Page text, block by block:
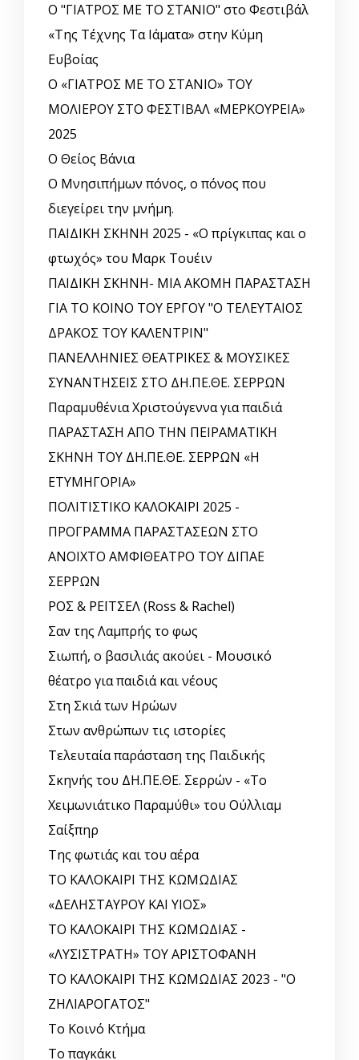
Ο "ΓΙΑΤΡΟΣ ΜΕ ΤΟ ΣΤΑΝΙΟ" στο Φεστιβάλ
«Της Τέχνης Τα Ιάματα» στην Κύμη
Ευβοίας
Ο «ΓΙΑΤΡΟΣ ΜΕ ΤΟ ΣΤΑΝΙΟ» ΤΟΥ
ΜΟΛΙΕΡΟΥ ΣΤΟ ΦΕΣΤΙΒΑΛ «ΜΕΡΚΟΥΡΕΙΑ»
2025
Ο Θείος Βάνια
Ο Μνησιπήμων πόνος, ο πόνος που
διεγείρει την μνήμη.
ΠΑΙΔΙΚΗ ΣΚΗΝΗ 2025 - «Ο πρίγκιπας και ο
φτωχός» του Μαρκ Τουέιν
ΠΑΙΔΙΚΗ ΣΚΗΝΗ- ΜΙΑ ΑΚΟΜΗ ΠΑΡΑΣΤΑΣΗ
ΓΙΑ ΤΟ ΚΟΙΝΟ ΤΟΥ ΕΡΓΟΥ "Ο ΤΕΛΕΥΤΑΙΟΣ
ΔΡΑΚΟΣ ΤΟΥ ΚΑΛΕΝΤΡΙΝ"
ΠΑΝΕΛΛΗΝΙΕΣ ΘΕΑΤΡΙΚΕΣ & ΜΟΥΣΙΚΕΣ
ΣΥΝΑΝΤΗΣΕΙΣ ΣΤΟ ΔΗ.ΠΕ.ΘΕ. ΣΕΡΡΩΝ
Παραμυθένια Χριστούγεννα για παιδιά
ΠΑΡΑΣΤΑΣΗ ΑΠΟ ΤΗΝ ΠΕΙΡΑΜΑΤΙΚΗ
ΣΚΗΝΗ ΤΟΥ ΔΗ.ΠΕ.ΘΕ. ΣΕΡΡΩΝ «Η
ΕΤΥΜΗΓΟΡΙΑ»
ΠΟΛΙΤΙΣΤΙΚΟ ΚΑΛΟΚΑΙΡΙ 2025 -
ΠΡΟΓΡΑΜΜΑ ΠΑΡΑΣΤΑΣΕΩΝ ΣΤΟ
ΑΝΟΙΧΤΟ ΑΜΦΙΘΕΑΤΡΟ ΤΟΥ ΔΙΠΑΕ
ΣΕΡΡΩΝ
ΡΟΣ & ΡΕΪΤΣΕΛ (Ross & Rachel)
Σαν της Λαμπρής το φως
Σιωπή, ο βασιλιάς ακούει - Μουσικό
θέατρο για παιδιά και νέους
Στη Σκιά των Ηρώων
Στων ανθρώπων τις ιστορίες
Τελευταία παράσταση της Παιδικής
Σκηνής του ΔΗ.ΠΕ.ΘΕ. Σερρών - «Το
Χειμωνιάτικο Παραμύθι» του Ούλλιαμ
Σαίξπηρ
Της φωτιάς και του αέρα
ΤΟ ΚΑΛΟΚΑΙΡΙ ΤΗΣ ΚΩΜΩΔΙΑΣ
«ΔΕΛΗΣΤΑΥΡΟΥ ΚΑΙ ΥΙΟΣ»
ΤΟ ΚΑΛΟΚΑΙΡΙ ΤΗΣ ΚΩΜΩΔΙΑΣ -
«ΛΥΣΙΣΤΡΑΤΗ» ΤΟΥ ΑΡΙΣΤΟΦΑΝΗ
ΤΟ ΚΑΛΟΚΑΙΡΙ ΤΗΣ ΚΩΜΩΔΙΑΣ 2023 - "Ο
ΖΗΛΙΑΡΟΓΑΤΟΣ"
Το Κοινό Κτήμα
Το παγκάκι